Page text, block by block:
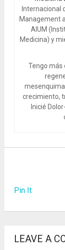
Internacional
Management
AIUM
Medicina) y
Tengo más
crecimiento,
Inicié
Pin It
LEAVE A